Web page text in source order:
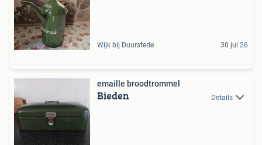
Wijk bij Duurstede 30 jul 26
emaille broodtrommel
Bieden Details